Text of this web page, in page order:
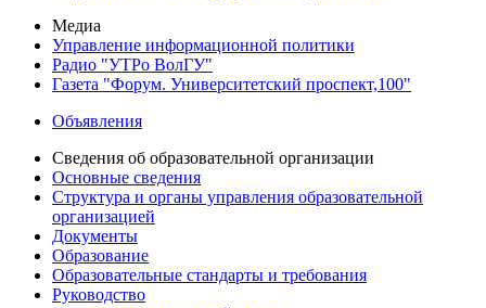
Медиа
Управление информационной политики
Радио "УТРо ВолГУ"
Газета "Форум. Университетский проспект,100"
Объявления
Сведения об образовательной организации
Основные сведения
Структура и органы управления образовательной
организацией
Документы
Образование
Образовательные стандарты и требования
Руководство